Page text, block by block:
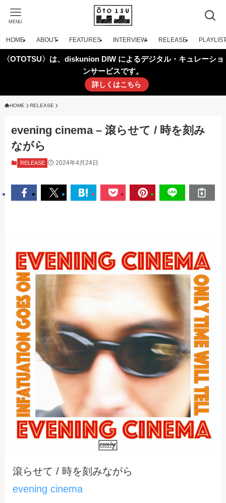
MENU
HOME ABOUT FEATURES INTERVIEW RELEASE PLAYLIST
〈OTOTSU〉は、diskunion DIW によるデジタル・キュレーショ
ンサービスです。
詳しくはこちら
HOME RELEASE
evening cinema – 滾らせて / 時を刻み
ながら
RELEASE 2024年4月24日
滾らせて / 時を刻みながら
evening cinema